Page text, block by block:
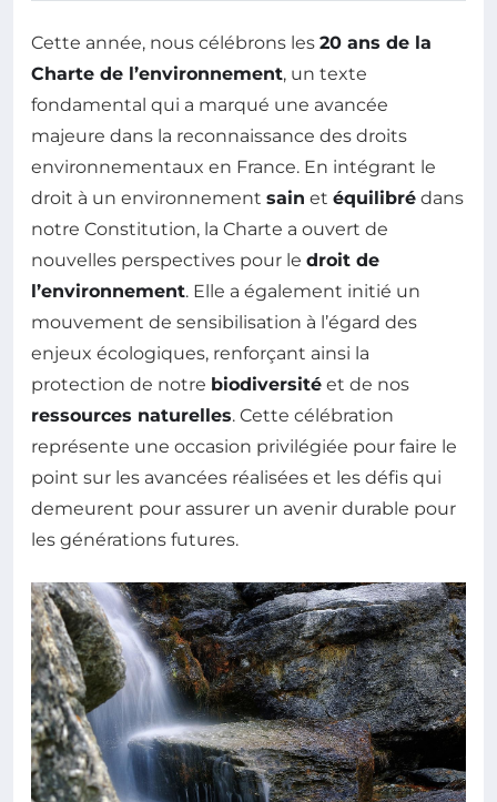
Cette année, nous célébrons les 20 ans de la
Charte de l’environnement, un texte
fondamental qui a marqué une avancée
majeure dans la reconnaissance des droits
environnementaux en France. En intégrant le
droit à un environnement sain et équilibré dans
notre Constitution, la Charte a ouvert de
nouvelles perspectives pour le droit de
l’environnement. Elle a également initié un
mouvement de sensibilisation à l’égard des
enjeux écologiques, renforçant ainsi la
protection de notre biodiversité et de nos
ressources naturelles. Cette célébration
représente une occasion privilégiée pour faire le
point sur les avancées réalisées et les défis qui
demeurent pour assurer un avenir durable pour
les générations futures.